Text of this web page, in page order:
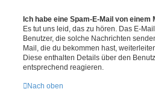
Ich habe eine Spam-E-Mail von
Es tut uns leid, das zu hören. Das E-
Benutzer, die solche Nachrichten
Mail, die du bekommen hast,
Diese enthalten Details über den
entsprechend reagieren.
Nach oben